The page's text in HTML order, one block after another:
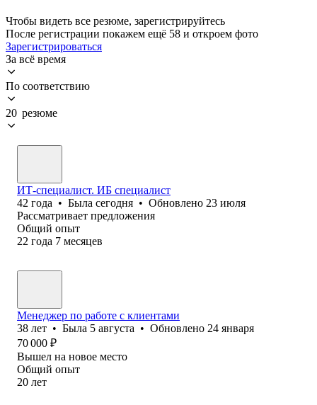
Чтобы видеть все резюме, зарегистрируйтесь
После регистрации покажем ещё 58 и откроем фото
Зарегистрироваться
За всё время
По соответствию
20 резюме
ИТ-специалист. ИБ специалист
42 года • Была сегодня • Обновлено 23 июля
Рассматривает предложения
Общий опыт
22 года 7 месяцев
Менеджер по работе с клиентами
38 лет • Была 5 августа • Обновлено 24 января
70 000 ₽
Вышел на новое место
Общий опыт
20 лет